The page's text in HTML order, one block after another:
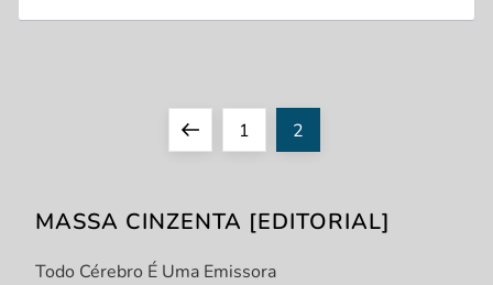
g
PreviousPage
1 Page
2
MASSA CINZENTA [EDITORIAL]
Todo Cérebro É Uma Emissora